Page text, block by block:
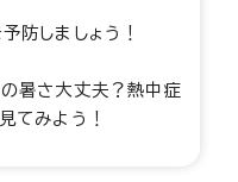
防しましょう！
暑さ大丈夫？熱中症
てみよう！